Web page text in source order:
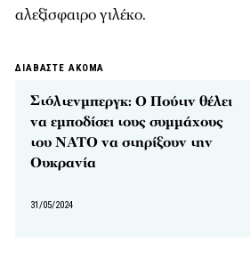
αλεξίσφαιρο γιλέκο.
ΔΙΑΒΑΣΤΕ ΑΚΟΜΑ
Στόλτενμπεργκ: Ο Πούτιν θέλει
να εμποδίσει τους συμμάχους
του ΝΑΤΟ να στηρίξουν την
Ουκρανία
31/05/2024